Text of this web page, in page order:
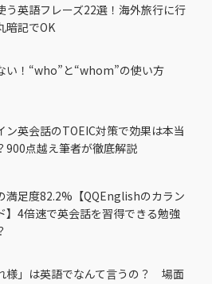
う英語フレーズ22選！海外旅行に行
暗記でOK
い！“who”と“whom”の使い方
ン英会話のTOEIC対策で効果は本当
900点越え筆者が徹底解説
満足度82.2%【QQEnglishのカラン
】4倍速で英会話を習得できる勉強
様」は英語でなんて言うの？ 場面